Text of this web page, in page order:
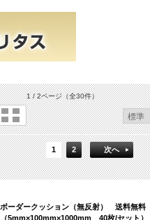
1 / 2ページ（全30件）
1 2 次へ
ボーダークッション（無反射） 送料無料
（5mm×100mm×1000mm 40枚/セット）